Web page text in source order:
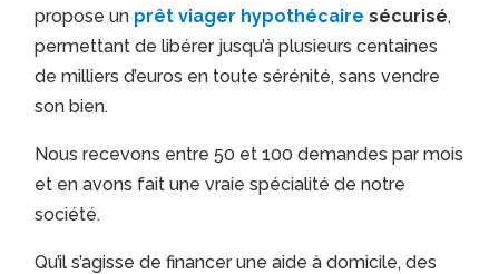
propose un prêt viager hypothécaire sécurisé,
permettant de libérer jusqu’à plusieurs centaines
de milliers d’euros en toute sérénité, sans vendre
son bien.
Nous recevons entre 50 et 100 demandes par mois
et en avons fait une vraie spécialité de notre
société.
Qu’il s’agisse de financer une aide à domicile, des